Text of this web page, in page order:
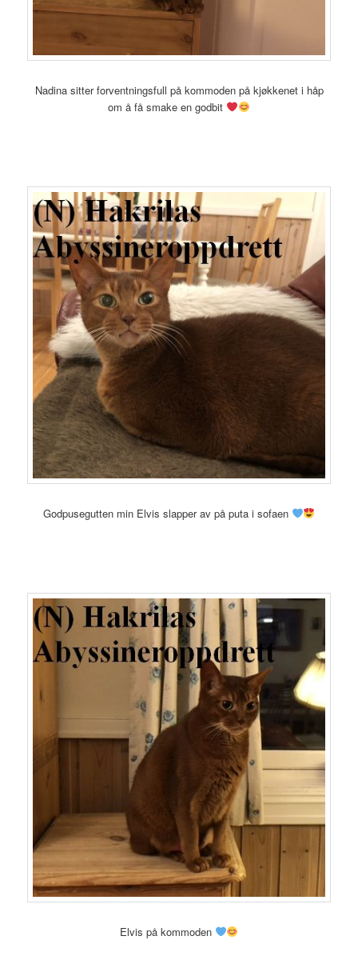
Nadina sitter forventningsfull på kommoden på kjøkkenet i håp
om å få smake en godbit
Godpusegutten min Elvis slapper av på puta i sofaen
Elvis på kommoden